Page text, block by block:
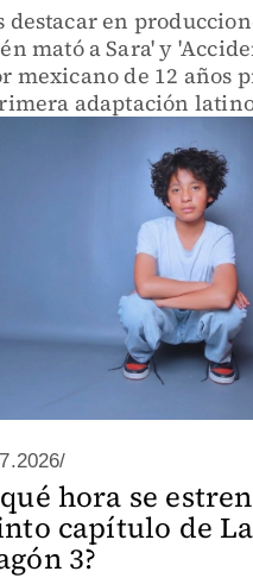
destacar en
mató a Sara' y
mexicano de 12 años
adaptación
non ho paura'
hora se
capítulo de
3?